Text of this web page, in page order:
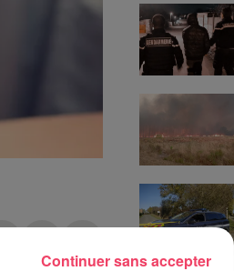
Continuer sans accepter